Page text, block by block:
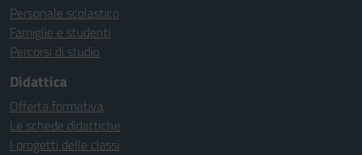
Personale scolastico
Famiglie e studenti
Percorsi di studio
Didattica
Offerta formativa
Le schede didattiche
I progetti delle classi